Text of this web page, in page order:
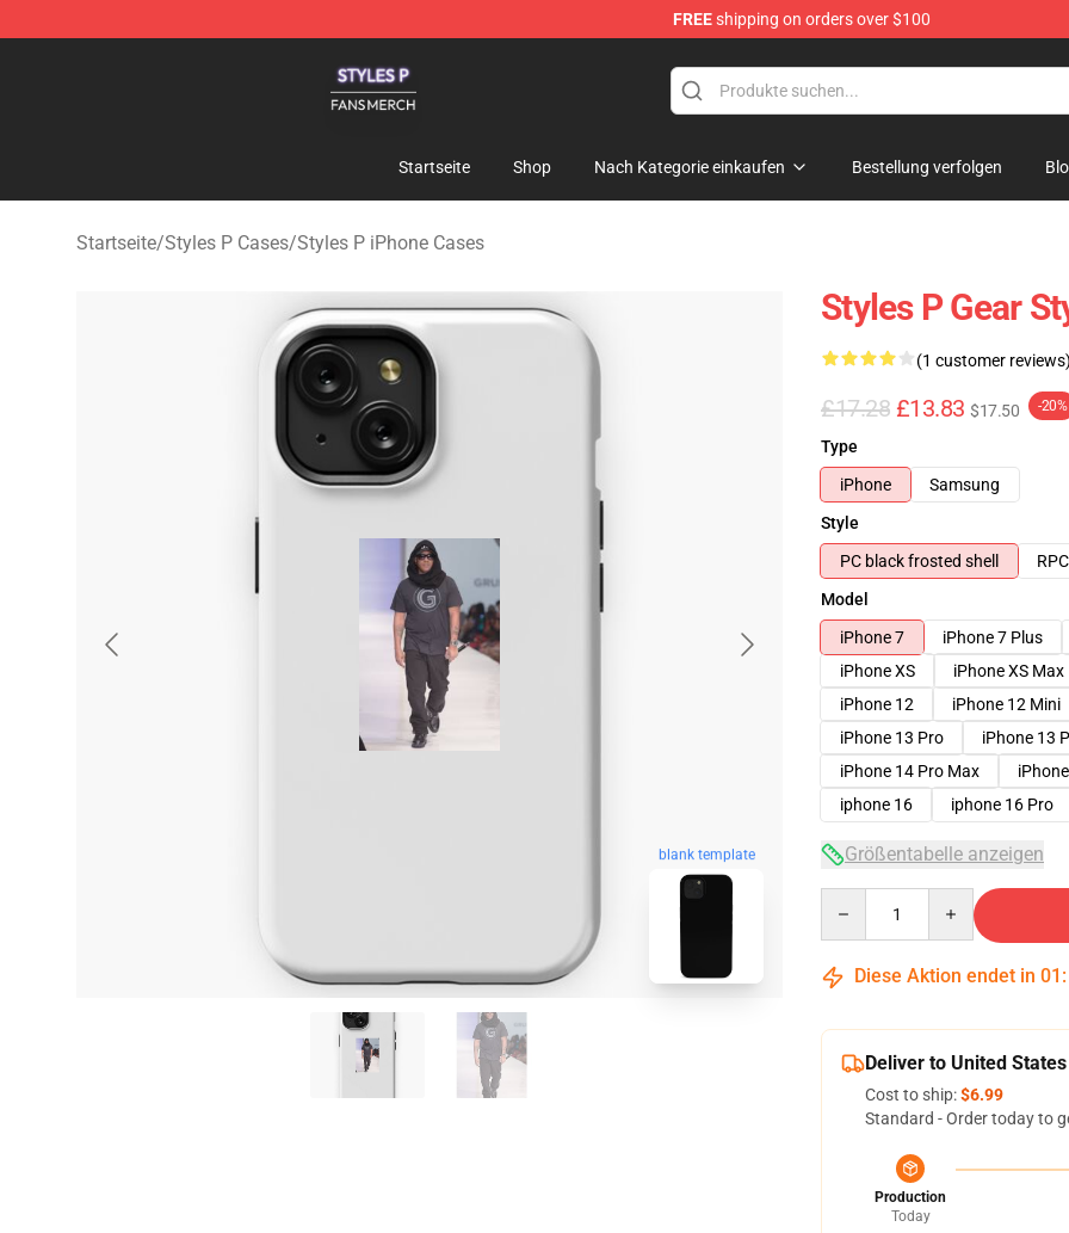
FREEshipping on orders over $100
Startseite Shop Nach Kategorie einkaufen Bestellung verfolgen
Startseite/Styles P Cases/Styles P iPhone Cases
blank template
Styles P Gear
(1 customer reviews)
£17.28 £13.83 $17.50 -20%
Type
iPhone
Samsung
Style
PC black frosted shell
Model
iPhone 7
iPhone 7 Plus
iPhone XS
iPhone XS Max
iPhone 12
iPhone 12 Mini
iPhone 13 Pro
iPhone 13
iPhone 14 Pro Max
iphone 16
iphone 16 Pro
Größentabelle anzeigen
Diese Aktion endet in 01 :
Deliver to United States
Cost to ship:$6.99
Standard - Order today to
Production
Today